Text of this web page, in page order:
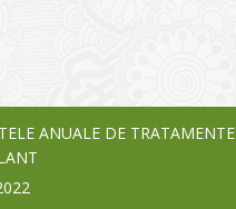
ANUALE DE TRATAMENTE